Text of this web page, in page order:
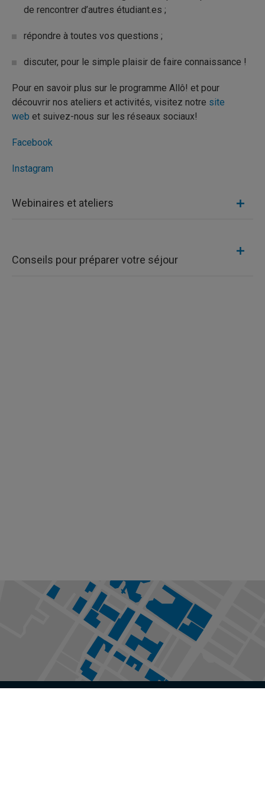
de rencontrer d’autres étudiant.es ;
répondre à toutes vos questions ;
discuter, pour le simple plaisir de faire connaissance !
Pour en savoir plus sur le programme Allô! et pour
découvrir nos ateliers et activités, visitez notre site
web et suivez-nous sur les réseaux sociaux!
Facebook
Instagram
Webinaires et ateliers
Conseils pour préparer votre séjour